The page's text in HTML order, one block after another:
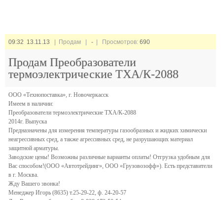
09:32 13.11.13 | Продам | - | Просмотров: 690
Продам Преобразователи
термоэлектрические ТХА/К-2088
ООО «Технопоставка», г. Новочеркасск
Имеем в наличии:
Преобразователи термоэлектрические ТХА/К-2088
2014г. Выпуска
Предназначены для измерения температуры газообразных и жидких химически
неагрессивных сред, а также агрессивных сред, не разрушающих материал
защитной арматуры.
Заводские цены! Возможны различные варианты оплаты! Отгрузка удобным для
Вас способом!(ООО «Автотрейдинг», ООО «Грузовозофф»). Есть представители
в г. Москва.
Жду Вашего звонка!
Менеджер Игорь (8635) т.25-29-22, ф. 24-20-57